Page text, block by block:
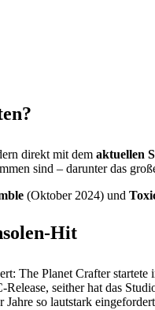
direkt mit dem aktuellen
sind – darunter das
(Oktober 2024) und
Hit
The Planet Crafter
seither hat das
so lautstark